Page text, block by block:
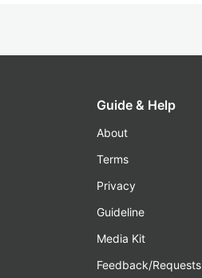
Guide & Help
About
Terms
Privacy
Guideline
Media Kit
Feedback/Requests